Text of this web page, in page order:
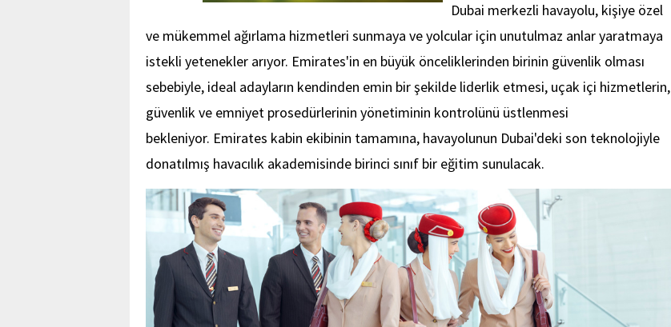
Dubai merkezli havayolu, kişiye özel
ve mükemmel ağırlama hizmetleri sunmaya ve yolcular için unutulmaz anlar yaratmaya
istekli yetenekler arıyor. Emirates'in en büyük önceliklerinden birinin güvenlik olması
sebebiyle, ideal adayların kendinden emin bir şekilde liderlik etmesi, uçak içi hizmetlerin,
güvenlik ve emniyet prosedürlerinin yönetiminin kontrolünü üstlenmesi
bekleniyor. Emirates kabin ekibinin tamamına, havayolunun Dubai'deki son teknolojiyle
donatılmış havacılık akademisinde birinci sınıf bir eğitim sunulacak.